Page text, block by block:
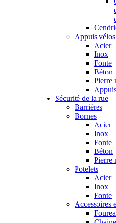
Appuis vélos
Acier
Inox
Fonte
Béton
Pierre
Sécurité de la rue
Barrières
Bornes
Acier
Inox
Fonte
Béton
Pierre
Potelets
Acier
Inox
Fonte
Accessoires